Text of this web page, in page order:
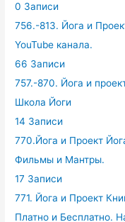
0 Записи
756.-813. Йога и
YouTube канала.
66 Записи
757.-870. Йога и
Школа Йоги
14 Записи
770.Йога и Проект
Фильмы и Мантры.
17 Записи
771. Йога и Проект
Платно и Бесплатно.